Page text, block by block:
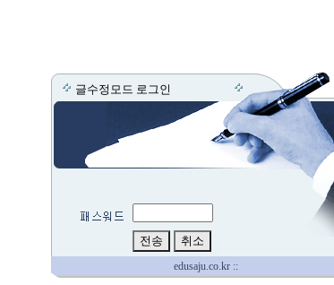
글수정모드 로그인
edusaju.co.kr ::